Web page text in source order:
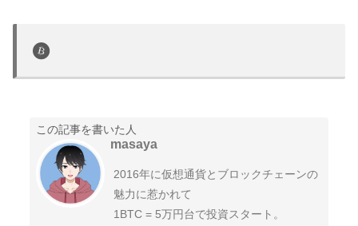
この記事を書いた人
masaya
2016年に仮想通貨とブロックチェーンの
魅力に惹かれて
1BTC = 5万円台で投資スタート。